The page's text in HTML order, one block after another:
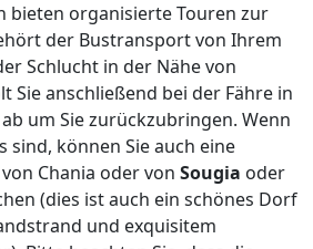
bieten organisierte Touren zur
der Bustransport von Ihrem
Schlucht in der Nähe von
Sie anschließend bei der Fähre in
um Sie zurückzubringen. Wenn
sind, können Sie auch eine
Chania oder von Sougia oder
(dies ist auch ein schönes Dorf
und exquisitem